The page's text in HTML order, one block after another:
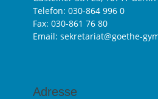
Telefon: 030-864 996 0
Fax: 030-861 76 80
Email: sekretariat@goethe-
Adresse